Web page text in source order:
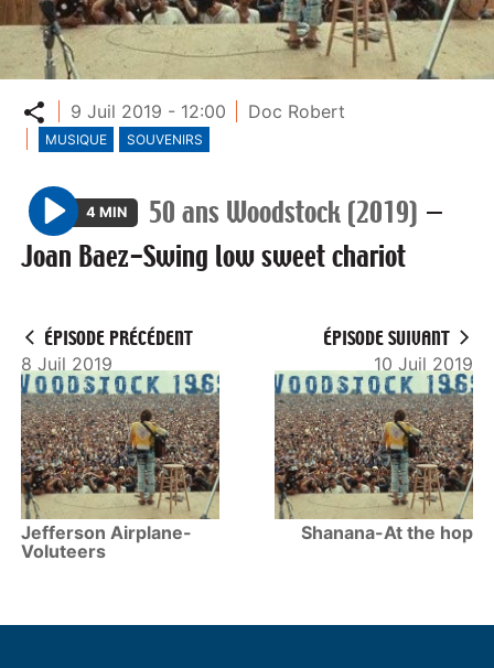
Partager
9 Juil 2019 - 12:00 Doc Robert
MUSIQUE SOUVENIRS
P
l
4 MIN 50 ans Woodstock (2019) —
Joan Baez-Swing low sweet chariot
ÉPISODE PRÉCÉDENT
8 Juil 2019
Jefferson Airplane-
Voluteers
ÉPISODE SUIVANT
10 Juil 2019
Shanana-At the hop